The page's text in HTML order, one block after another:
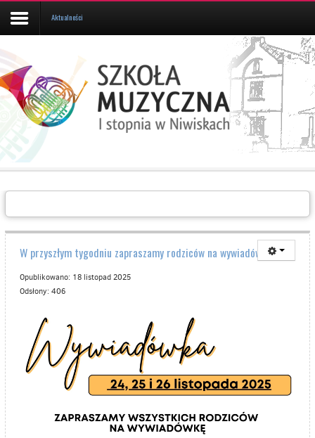
Aktualności
Kalendarz
UCZEŃ/RODZIC
Galeria
SZKOLE
Aktualności
W przyszłym tygodniu zapraszamy rodziców na wywiadówkę 📝
Opublikowano: 18 listopad 2025
Odsłony: 406